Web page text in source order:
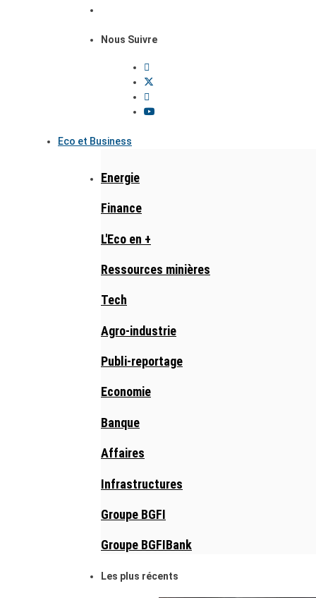
Nous Suivre
Eco et Business
Energie
Finance
L'Eco en +
Ressources minières
Tech
Agro-industrie
Publi-reportage
Economie
Banque
Affaires
Infrastructures
Groupe BGFI
Groupe BGFIBank
Les plus récents